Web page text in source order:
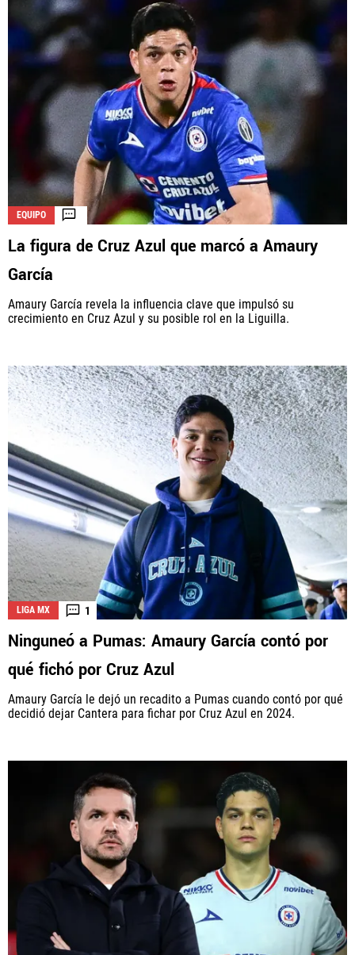
EQUIPO
La figura de Cruz Azul que marcó a Amaury
García
Amaury García revela la influencia clave que impulsó su
crecimiento en Cruz Azul y su posible rol en la Liguilla.
LIGA MX 1
Ninguneó a Pumas: Amaury García contó por
qué fichó por Cruz Azul
Amaury García le dejó un recadito a Pumas cuando contó por qué
decidió dejar Cantera para fichar por Cruz Azul en 2024.